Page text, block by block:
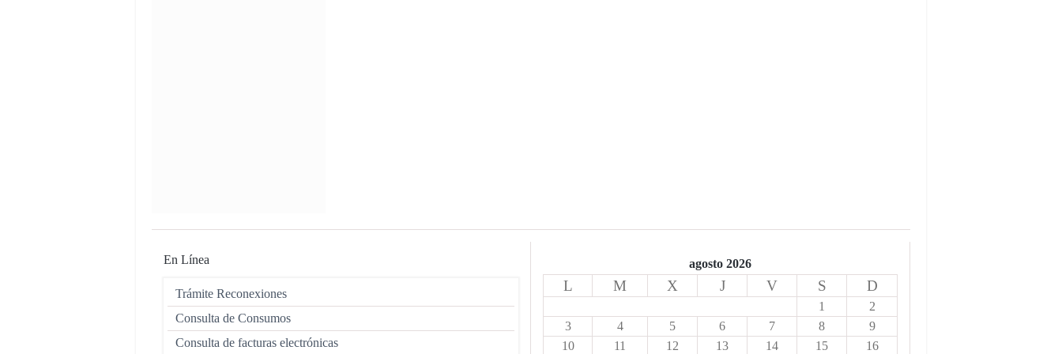
En Línea
Trámite Reconexiones
Consulta de Consumos
Consulta de facturas electrónicas
agosto 2026
L M X J V S D
1
2
3
4 5 6 7 8
9
10
11 12 13 14 15 16